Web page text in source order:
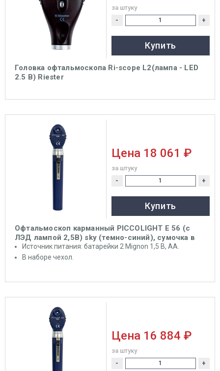
Головка офтальмоскопа Ri-scope L2(лампа - LED
2.5 B) Riester
за штуку
- +
Купить
Офтальмоскоп карманный PICCOLIGHT E 56 (с
ЛЭД лампой 2,5В) sky (темно-синий), сумочка в
комплекте, KaWe
Источник питания: батарейки 2 Mignon 1,5 B, AA.
В наборе чехол.
Цена 18 061 ₽
за штуку
- +
Купить
Цена 16 884 ₽
за штуку
- +